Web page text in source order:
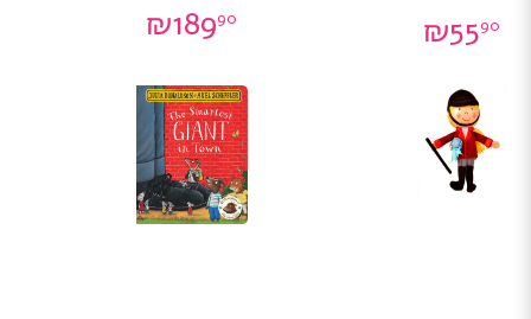
₪5590
₪18990